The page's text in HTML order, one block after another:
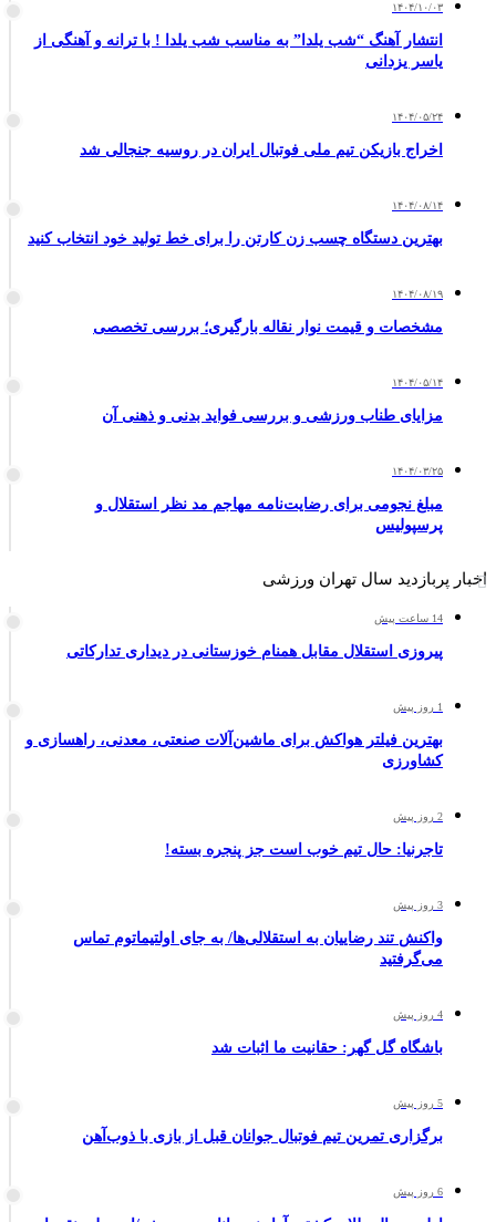
۱۴۰۴/۱۰/۰۳
انتشار آهنگ “شب یلدا” به مناسب شب یلدا ! با ترانه و آهنگی از
یاسر یزدانی
۱۴۰۴/۰۵/۲۴
اخراج بازیکن تیم ملی فوتبال ایران در روسیه جنجالی شد
۱۴۰۴/۰۸/۱۴
بهترین دستگاه چسب زن کارتن را برای خط تولید خود انتخاب کنید
۱۴۰۴/۰۸/۱۹
مشخصات و قیمت نوار نقاله بارگیری؛ بررسی تخصصی
۱۴۰۴/۰۵/۱۴
مزایای طناب ورزشی و بررسی فواید بدنی و ذهنی آن
۱۴۰۴/۰۳/۲۵
مبلغ نجومی برای رضایت‌نامه مهاجم مد نظر استقلال و
پرسپولیس
اخبار پربازدید سال تهران ورزشی
14 ساعت پیش
پیروزی استقلال مقابل همنام خوزستانی در دیداری تدارکاتی
1 روز پیش
بهترین فیلتر هواکش برای ماشین‌آلات صنعتی، معدنی، راهسازی و
کشاورزی
2 روز پیش
تاجرنیا: حال تیم خوب است جز پنجره بسته!
3 روز پیش
واکنش تند رضاییان به استقلالی‌ها/ به جای اولتیماتوم تماس
می‌گرفتید
4 روز پیش
باشگاه گل گهر: حقانیت ما اثبات شد
5 روز پیش
برگزاری تمرین تیم فوتبال جوانان قبل از بازی با ذوب‌آهن
6 روز پیش